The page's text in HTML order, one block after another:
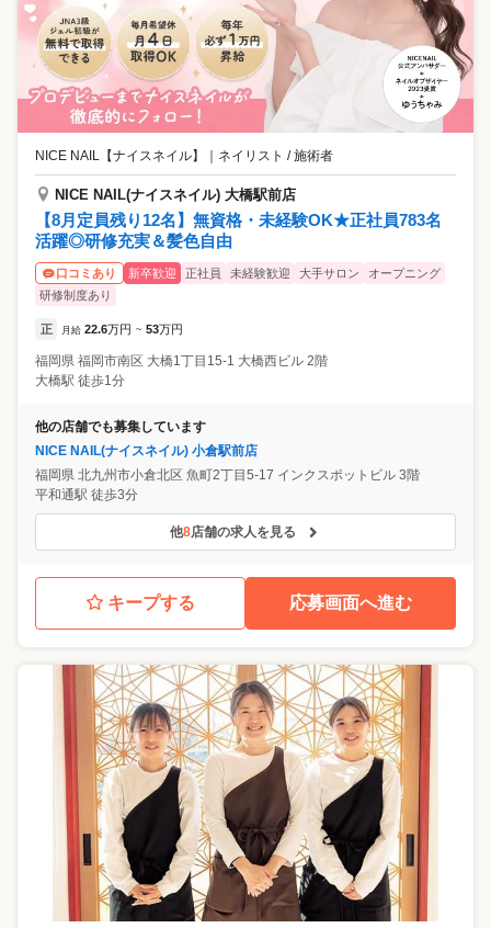
NICE NAIL【ナイスネイル】 ネイリスト / 施術者
NICE NAIL(ナイスネイル) 大橋駅前店
【8月定員残り12名】無資格・未経験OK★正社員783名
活躍◎研修充実＆髪色自由
口コミあり 新卒歓迎 正社員 未経験歓迎 大手サロン
オープニング
研修制度あり
正 月給 22.6万円 ~ 53万円
福岡県 福岡市南区 大橋1丁目15-1 大橋西ビル 2階
大橋駅 徒歩1分
他の店舗でも募集しています
NICE NAIL(ナイスネイル) 小倉駅前店
福岡県 北九州市小倉北区 魚町2丁目5-17 インクスポットビル 3階
平和通駅 徒歩3分
他8店舗の求人を見る
キープする 応募画面へ進む